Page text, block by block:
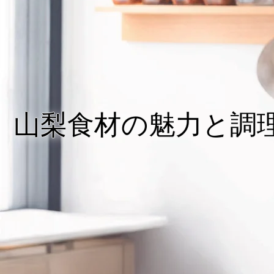
山梨食材の魅力と調